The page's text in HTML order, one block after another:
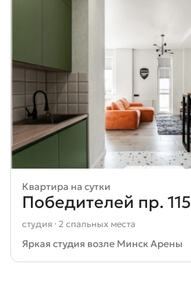
Квартира на сутки
Победителей пр. 115
студия · 2 спальных места
Яркая студия возле Минск Арены